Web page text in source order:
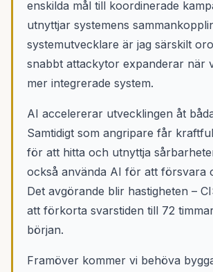
enskilda mål till koordinerade
utnyttjar systemens
systemutvecklare är jag särskilt
snabbt attackytor expanderar när
mer integrerade system.
AI accelererar utvecklingen åt
Samtidigt som angripare får
för att hitta och utnyttja
också använda AI för att försvara
Det avgörande blir hastigheten –
att förkorta svarstiden till 72
början.
Framöver kommer vi behöva